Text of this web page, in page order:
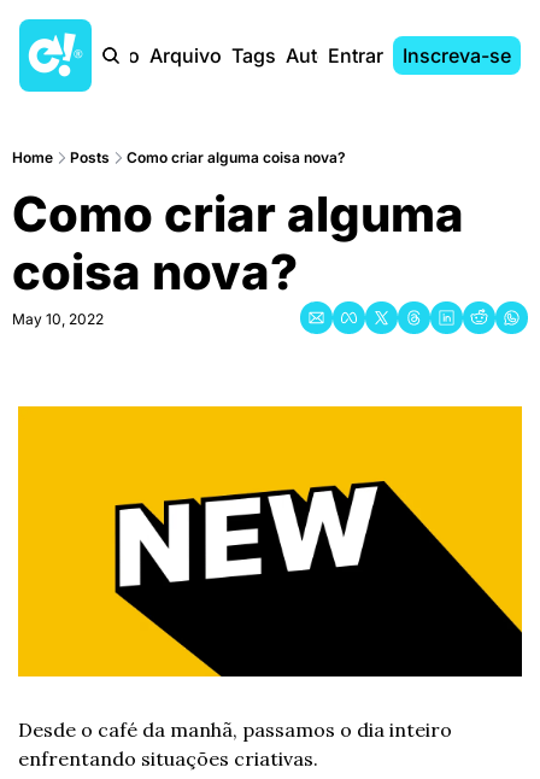
Início Arquivo Tags AutoresEntrar Inscreva-se
Home Posts Como criar alguma coisa nova?
Como criar alguma
coisa nova?
May 10, 2022
Desde o café da manhã, passamos o dia inteiro
enfrentando situações criativas.